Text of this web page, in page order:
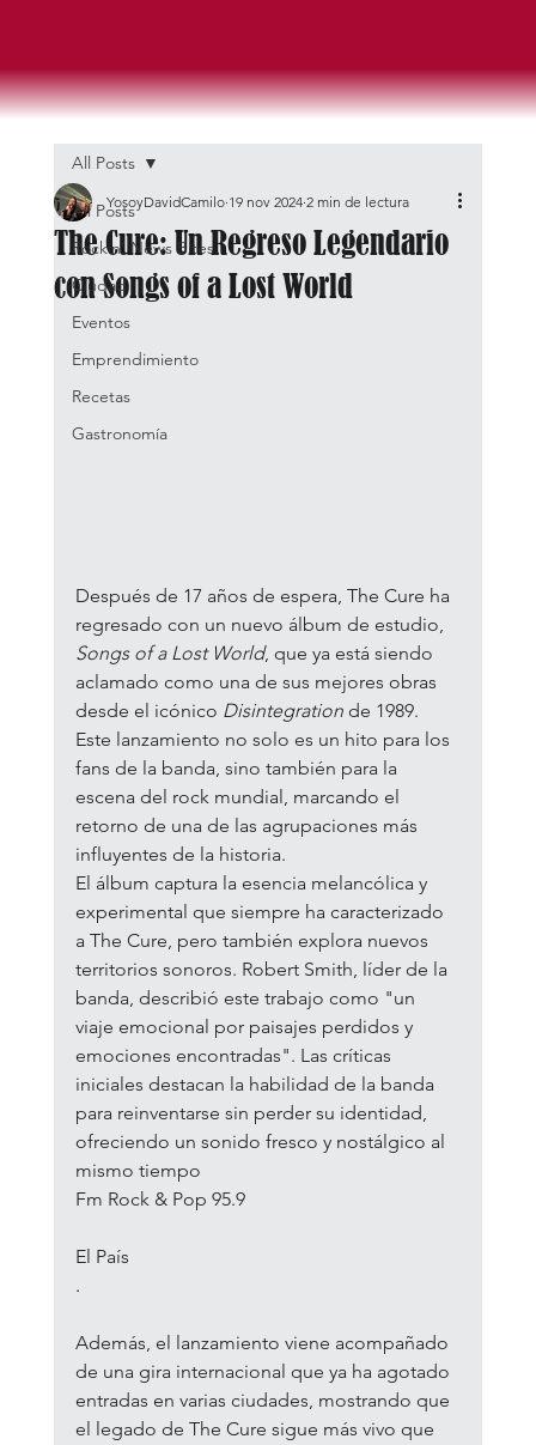
All Posts
Rockin' News Bites
Ciudad
Eventos
Emprendimiento
Recetas
Gastronomía
All Posts
The Cure: Un Regreso Legendario
con Songs of a Lost World
YosoyDavidCamilo 19 nov 2024 2 min de lectura
Después de 17 años de espera, The Cure ha
regresado con un nuevo álbum de estudio,
Songs of a Lost World, que ya está siendo
aclamado como una de sus mejores obras
desde el icónico Disintegration de 1989.
Este lanzamiento no solo es un hito para los
fans de la banda, sino también para la
escena del rock mundial, marcando el
retorno de una de las agrupaciones más
influyentes de la historia.
El álbum captura la esencia melancólica y
experimental que siempre ha caracterizado
a The Cure, pero también explora nuevos
territorios sonoros. Robert Smith, líder de la
banda, describió este trabajo como "un
viaje emocional por paisajes perdidos y
emociones encontradas". Las críticas
iniciales destacan la habilidad de la banda
para reinventarse sin perder su identidad,
ofreciendo un sonido fresco y nostálgico al
mismo tiempo​
Fm Rock & Pop 95.9
El País
.
Además, el lanzamiento viene acompañado
de una gira internacional que ya ha agotado
entradas en varias ciudades, mostrando que
el legado de The Cure sigue más vivo que